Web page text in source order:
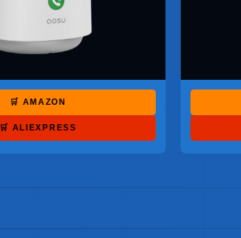
🛒 AMAZON
🛒 ALIEXPRESS